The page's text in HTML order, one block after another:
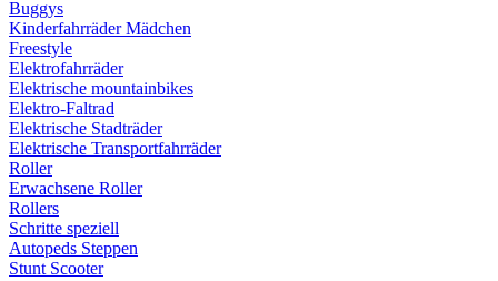
Buggys
Kinderfahrräder Mädchen
Freestyle
Elektrofahrräder
Elektrische mountainbikes
Elektro-Faltrad
Elektrische Stadträder
Elektrische Transportfahrräder
Roller
Erwachsene Roller
Rollers
Schritte speziell
Autopeds Steppen
Stunt Scooter